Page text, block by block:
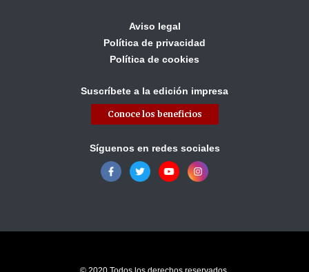
Aviso legal
Política de privacidad
Política de cookies
Suscríbete a la edición impresa
Conoce los beneficios
Síguenos en redes sociales